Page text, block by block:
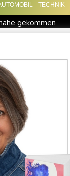
TECHNIK
gekommen